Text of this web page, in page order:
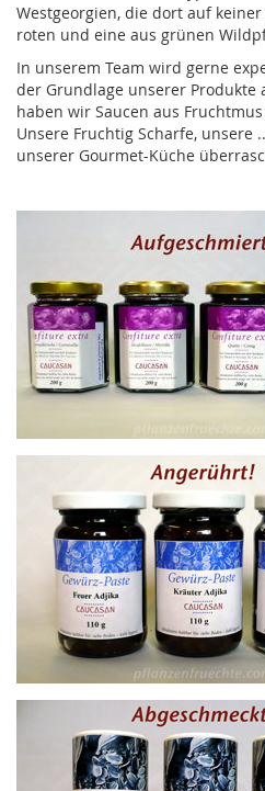
Westgeorgien, die dort auf
roten und eine aus grünen
In unserem Team wird gerne
der Grundlage unserer Produkte
haben wir Saucen aus
Unsere Fruchtig Scharfe, unsere
unserer Gourmet-Küche